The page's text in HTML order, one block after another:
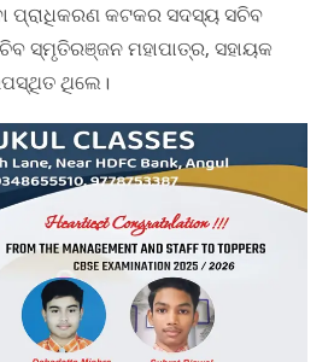
ପ୍ରାଧିକରଣ କଟକର ସଦସ୍ୟ ସଚିବ
ସ୍ମୃତିରଞ୍ଜନ ମହାପାତ୍ର, ସହାୟକ
ଥିଲେ।